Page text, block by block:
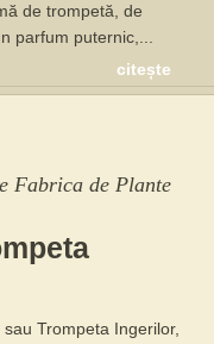
de trompetă, de
parfum puternic,...
citește
Fabrica de Plante
Trompeta Ingerilor,